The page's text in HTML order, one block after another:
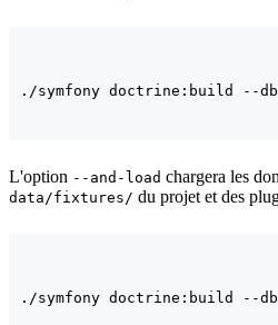
L'option --and-load chargera les
data/fixtures/ du projet et des